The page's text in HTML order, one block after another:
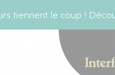
tiennent le coup !